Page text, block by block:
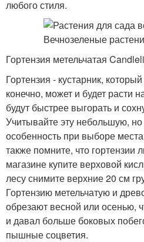
любого стиля.
Гортензия метельчатая
Гортензия - кустарник,
конечно, может и будет расти
будут быстрее выгорать и
Учитывайте эту небольшую,
особенность при выборе
также помните, что гортензии
магазине купите верховой
лесу снимите верхние 20 см
Гортензию метельчатую и
обрезают весной или осенью,
и давал больше боковых
пышные соцветия.